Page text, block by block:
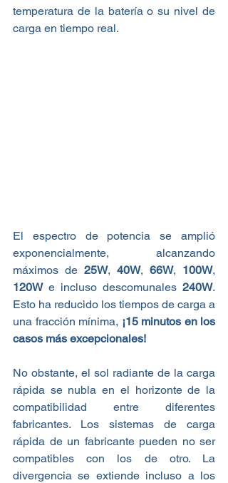
temperatura de la batería o su nivel de
carga en tiempo real.
El espectro de potencia se amplió
exponencialmente, alcanzando
máximos de 25W, 40W, 66W, 100W
120W e incluso descomunales 240W.
Esto ha reducido los tiempos de carga a
una fracción mínima, ¡15 minutos en los
casos más excepcionales!
No obstante, el sol radiante de la carga
rápida se nubla en el horizonte de la
compatibilidad entre diferentes
fabricantes. Los sistemas de carga
rápida de un fabricante pueden no ser
compatibles con los de otro. La
divergencia se extiende incluso a los